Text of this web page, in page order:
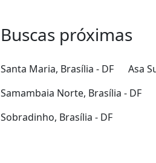
Buscas próximas
Santa Maria, Brasília - DF Asa
Samambaia Norte, Brasília - DF
Sobradinho, Brasília - DF